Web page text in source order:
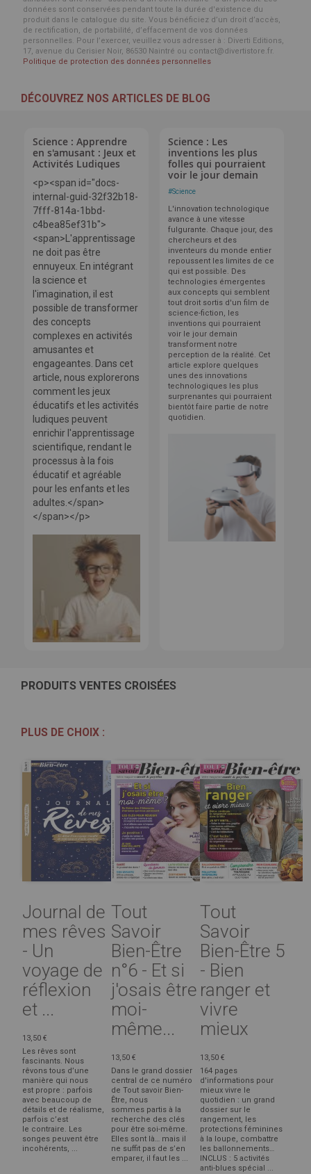
données sont conservées pendant toute la durée d'existence du
produit dans le catalogue du site. Vous bénéficiez d’un droit d’accès,
de rectification, de portabilité, d’effacement de vos données
personnelles. Pour l’exercer, veuillez vous adresser à : Diverti Editions,
17, avenue du Cerisier Noir, 86530 Naintré ou contact@divertistore.fr.
Politique de protection des données personnelles
DÉCOUVREZ NOS ARTICLES DE BLOG
Science : Apprendre
en s'amusant : Jeux et
Activités Ludiques
<p><span id="docs-
internal-guid-32f32b18-
7fff-814a-1bbd-
c4bea85ef31b">
<span>L'apprentissage
ne doit pas être
ennuyeux. En intégrant
la science et
l'imagination, il est
possible de transformer
des concepts
complexes en activités
amusantes et
engageantes. Dans cet
article, nous explorerons
comment les jeux
éducatifs et les activités
ludiques peuvent
enrichir l'apprentissage
scientifique, rendant le
processus à la fois
éducatif et agréable
pour les enfants et les
adultes.</span>
</span></p>
Science : Les
inventions les plus
folles qui pourraient
voir le jour demain
#Science
L'innovation technologique
avance à une vitesse
fulgurante. Chaque jour, des
chercheurs et des
inventeurs du monde entier
repoussent les limites de ce
qui est possible. Des
technologies émergentes
aux concepts qui semblent
tout droit sortis d'un film de
science-fiction, les
inventions qui pourraient
voir le jour demain
transforment notre
perception de la réalité. Cet
article explore quelques
unes des innovations
technologiques les plus
surprenantes qui pourraient
bientôt faire partie de notre
quotidien.
PRODUITS VENTES CROISÉES
PLUS DE CHOIX :
Journal de
mes rêves
- Un
voyage de
réflexion
et ...
13,50 €
Les rêves sont
fascinants. Nous
rêvons tous d’une
manière qui nous
est propre : parfois
avec beaucoup de
détails et de réalisme,
parfois c’est
le contraire. Les
songes peuvent être
incohérents, ...
Tout
Savoir
Bien-Être
n°6 - Et si
j'osais être
moi-
même...
13,50 €
Dans le grand dossier
central de ce numéro
de Tout savoir Bien-
Être, nous
sommes partis à la
recherche des clés
pour être soi-même.
Elles sont là… mais il
ne suffit pas de s’en
emparer, il faut les ...
Tout
Savoir
Bien-Être 5
- Bien
ranger et
vivre
mieux
13,50 €
164 pages
d'informations pour
mieux vivre le
quotidien : un grand
dossier sur le
rangement, les
protections féminines
à la loupe, combattre
les ballonnements…
INCLUS : 5 activités
anti-blues spécial ...